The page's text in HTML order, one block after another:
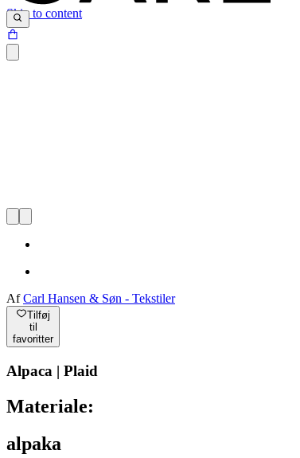
Skip to content
AfCarl Hansen & Søn - Tekstiler
Tilføj
til
favoritter
Alpaca | Plaid
Materiale:
alpaka